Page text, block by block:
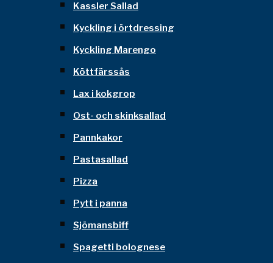
Kassler Sallad
Kyckling i örtdressing
Kyckling Marengo
Köttfärssås
Lax i kokgrop
Ost- och skinksallad
Pannkakor
Pastasallad
Pizza
Pytt i panna
Sjömansbiff
Spagetti bolognese